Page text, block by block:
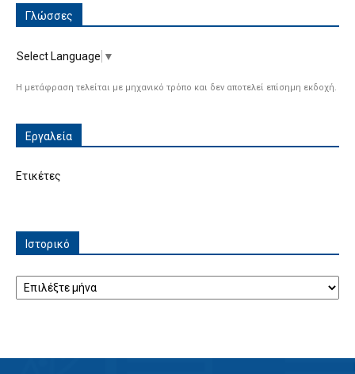
Γλώσσες
Select Language ▼
Η μετάφραση τελείται με μηχανικό τρόπο και δεν αποτελεί επίσημη εκδοχή.
Εργαλεία
Ετικέτες
Ιστορικό